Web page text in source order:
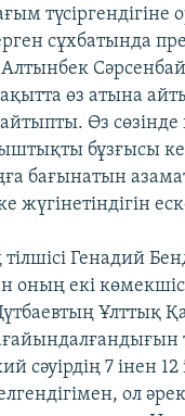
сұхбатында
Алтынбек
өз атына
Өз сөзінде
бұзғысы
бағынатын
тілшісі Генадий
оның екі
Ұлттық
сәуірдің 7 інен
ол